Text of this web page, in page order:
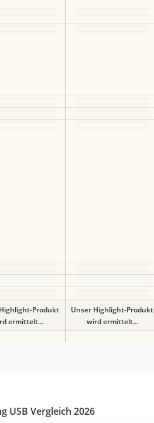
Produkt
ermittelt...
Unser Highlight-Produkt
wird ermittelt...
USB Vergleich 2026